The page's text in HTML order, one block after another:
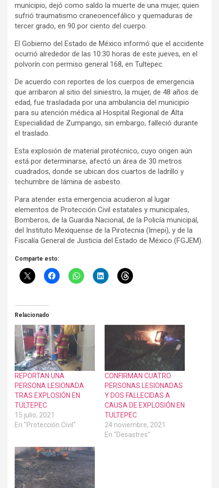
municipio, dejó como saldo la muerte de una mujer, quien
sufrió traumatismo craneoencefálico y quemaduras de
tercer grado, en 90 por ciento del cuerpo.
El Gobierno del Estado de México informó que el accidente
ocurrió alrededor de las 10:30 horas de este jueves, en el
polvorín con permiso general 168, en Tultepec.
De acuerdo con reportes de los cuerpos de emergencia
que arribaron al sitio del siniestro, la mujer, de 48 años de
edad, fue trasladada por una ambulancia del municipio
para su atención médica al Hospital Regional de Alta
Especialidad de Zumpango, sin embargo, falleció durante
el traslado.
Esta explosión de material pirotécnico, cuyo origen aún
está por determinarse, afectó un área de 30 metros
cuadrados, donde se ubican dos cuartos de ladrillo y
techumbre de lámina de asbesto.
Para atender esta emergencia acudieron al lugar
elementos de Protección Civil estatales y municipales,
Bomberos, de la Guardia Nacional, de la Policía municipal,
del Instituto Mexiquense de la Pirotecnia (Imepi), y de la
Fiscalía General de Justicia del Estado de México (FGJEM).
Comparte esto:
Relacionado
REPORTAN UNA
PERSONA LESIONADA
TRAS EXPLOSIÓN EN
TULTEPEC
15 julio, 2021
En "Protección Civil"
CONFIRMAN CUATRO
PERSONAS LESIONADAS
Y DOS FALLECIDAS A
CAUSA DE EXPLOSIÓN EN
TULTEPEC
24 noviembre, 2021
En "Desastres"